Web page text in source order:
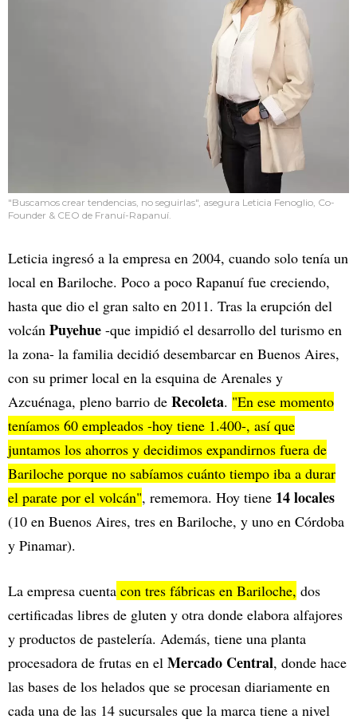
"Buscamos crear tendencias, no seguirlas", asegura Leticia Fenoglio, Co-
Founder & CEO de Franuí-Rapanuí.
Leticia ingresó a la empresa en 2004, cuando solo tenía un
local en Bariloche. Poco a poco Rapanuí fue creciendo,
hasta que dio el gran salto en 2011. Tras la erupción del
volcán Puyehue -que impidió el desarrollo del turismo en
la zona- la familia decidió desembarcar en Buenos Aires,
con su primer local en la esquina de Arenales y
Azcuénaga, pleno barrio de Recoleta. "En ese momento
teníamos 60 empleados -hoy tiene 1.400-, así que
juntamos los ahorros y decidimos expandirnos fuera de
Bariloche porque no sabíamos cuánto tiempo iba a durar
el parate por el volcán", rememora. Hoy tiene 14 locales
(10 en Buenos Aires, tres en Bariloche, y uno en Córdoba
y Pinamar).
La empresa cuenta con tres fábricas en Bariloche, dos
certificadas libres de gluten y otra donde elabora alfajores
y productos de pastelería. Además, tiene una planta
procesadora de frutas en el Mercado Central, donde hace
las bases de los helados que se procesan diariamente en
cada una de las 14 sucursales que la marca tiene a nivel